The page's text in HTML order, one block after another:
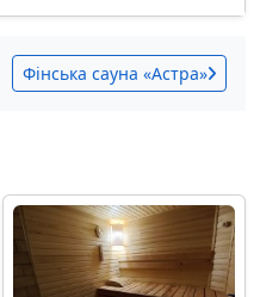
Фінська сауна «Астра»